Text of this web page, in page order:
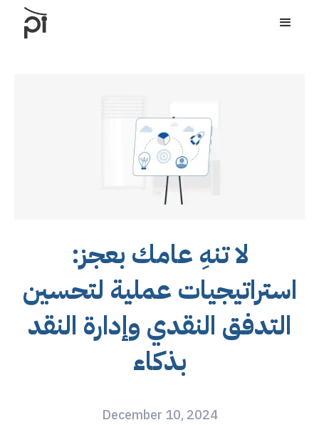
لا تنهِ عامك بعجز:
استراتيجيات عملية لتحسين
التدفق النقدي وإدارة النقد
بذكاء
December 10, 2024